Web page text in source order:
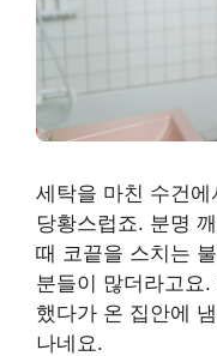
세탁을 마친 수건
당황스럽죠. 분명
때 코끝을 스치는
분들이 많더라고요
했다가 온 집안에
나네요.